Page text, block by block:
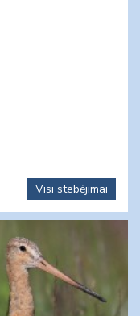
Visi stebėjimai